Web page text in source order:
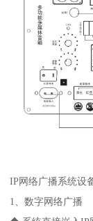
IP网络广播系统设
1、数字网络广播